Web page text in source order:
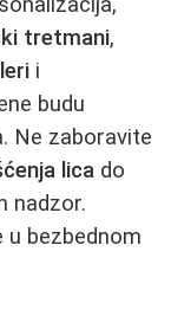
tretmani,
i
budu
Ne zaboravite
lica do
nadzor.
bezbednom